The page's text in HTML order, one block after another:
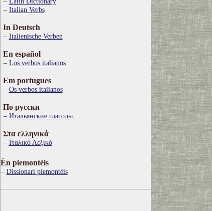
Italian Verbs
In Deutsch
Italienische Verben
En español
Los verbos italianos
Em portugues
Os verbos italianos
По русски
Итальянские глаголы
Στα ελληνικά
Ιταλικό Λεξικό
Ën piemontèis
Dissionari piemontèis